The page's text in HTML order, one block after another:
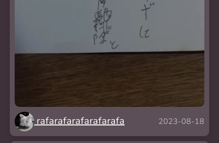
rafarafarafarafarafa 2023-08-18